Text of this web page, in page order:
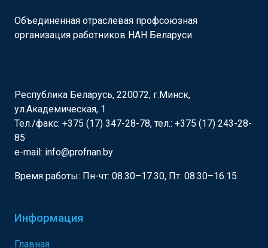
Объединенная отраслевая профсоюзная
организация работников НАН Беларуси
Республика Беларусь, 220072, г.Минск,
ул.Академическая, 1
Тел./факс: +375 (17) 347-28-78, тел.: +375 (17) 243-28-
85
e-mail: info@profnan.by
Время работы: Пн-чт: 08.30–17.30, Пт: 08.30–16.15
Информация
Главная